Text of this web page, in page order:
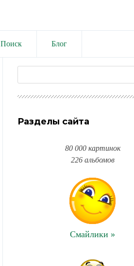
Поиск Блог
Разделы сайта
80 000 картинок
226 альбомов
Смайлики »